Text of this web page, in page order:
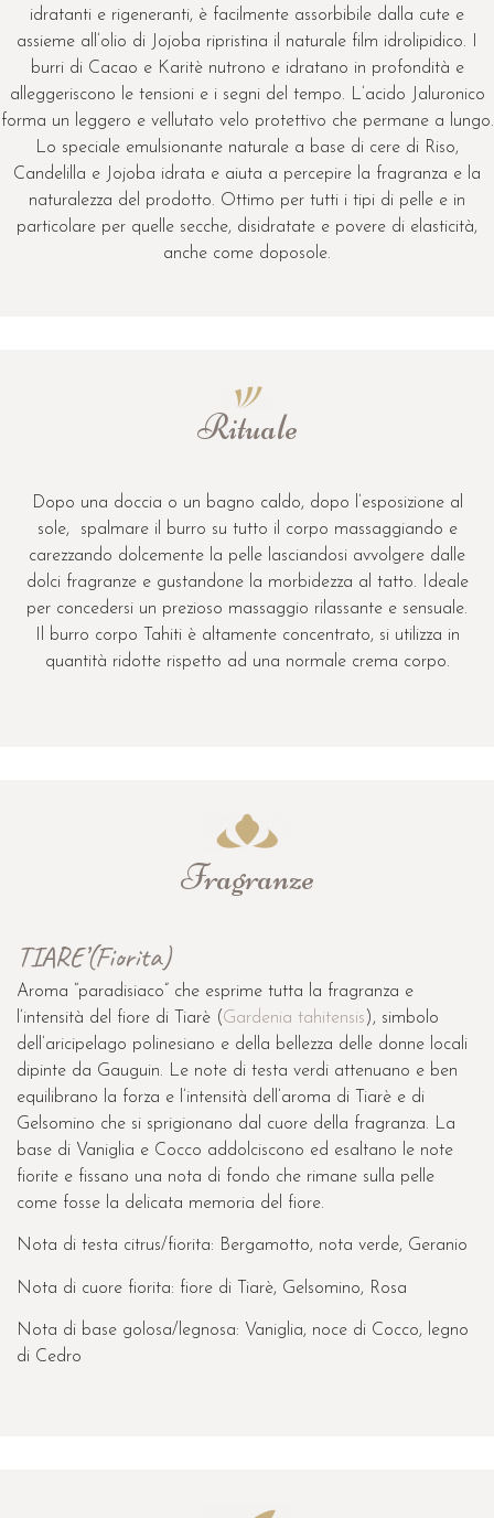
idratanti e rigeneranti, è facilmente assorbibile dalla cute e
assieme all’olio di Jojoba ripristina il naturale film idrolipidico. I
burri di Cacao e Karitè nutrono e idratano in profondità e
alleggeriscono le tensioni e i segni del tempo. L’acido Jaluronico
forma un leggero e vellutato velo protettivo che permane a lungo.
Lo speciale emulsionante naturale a base di cere di Riso,
Candelilla e Jojoba idrata e aiuta a percepire la fragranza e la
naturalezza del prodotto. Ottimo per tutti i tipi di pelle e in
particolare per quelle secche, disidratate e povere di elasticità,
anche come doposole.
Rituale
Dopo una doccia o un bagno caldo, dopo l’esposizione al
sole, spalmare il burro su tutto il corpo massaggiando e
carezzando dolcemente la pelle lasciandosi avvolgere dalle
dolci fragranze e gustandone la morbidezza al tatto. Ideale
per concedersi un prezioso massaggio rilassante e sensuale.
Il burro corpo Tahiti è altamente concentrato, si utilizza in
quantità ridotte rispetto ad una normale crema corpo.
Fragranze
TIARE’(Fiorita)
Aroma “paradisiaco” che esprime tutta la fragranza e
l’intensità del fiore di Tiarè (Gardenia tahitensis ), simbolo
dell’aricipelago polinesiano e della bellezza delle donne locali
dipinte da Gauguin. Le note di testa verdi attenuano e ben
equilibrano la forza e l’intensità dell’aroma di Tiarè e di
Gelsomino che si sprigionano dal cuore della fragranza. La
base di Vaniglia e Cocco addolciscono ed esaltano le note
fiorite e fissano una nota di fondo che rimane sulla pelle
come fosse la delicata memoria del fiore.
Nota di testa citrus/fiorita: Bergamotto, nota verde, Geranio
Nota di cuore fiorita: fiore di Tiarè, Gelsomino, Rosa
Nota di base golosa/legnosa: Vaniglia, noce di Cocco, legno
di Cedro